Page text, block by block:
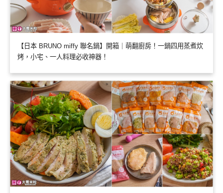
【日本 BRUNO miffy 聯名鍋】開箱｜萌翻廚房！一鍋四用蒸煮炊
烤，小宅、一人料理必收神器！